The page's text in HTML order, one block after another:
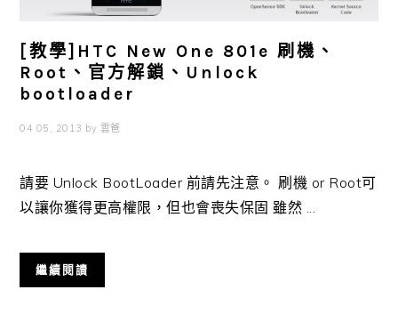
[教學]HTC New One 801e 刷機、
Root、官方解鎖、Unlock
bootloader
04 05, 2013 by 雲爸
請要 Unlock BootLoader 前請先注意。 刷機 or Root可
以讓你獲得更高權限，但也會喪失保固 雖然 ...
繼續閱讀